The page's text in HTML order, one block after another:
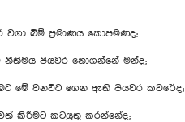
බිම් ප්‍රමාණය කොපමණද;
නීතිමය පියවර නොගන්නේ මන්ද;
මේ වනවිට ගෙන ඇති පියවර කවරේද;
කිරීමට කටයුතු කරන්නේද;